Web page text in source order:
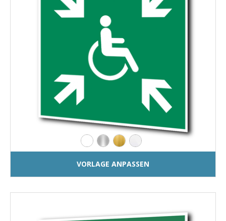
VORLAGE ANPASSEN